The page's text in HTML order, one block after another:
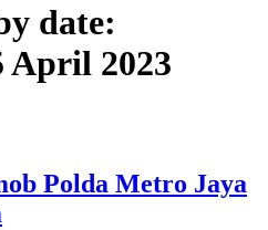
date:
April 2023
Polda Metro Jaya